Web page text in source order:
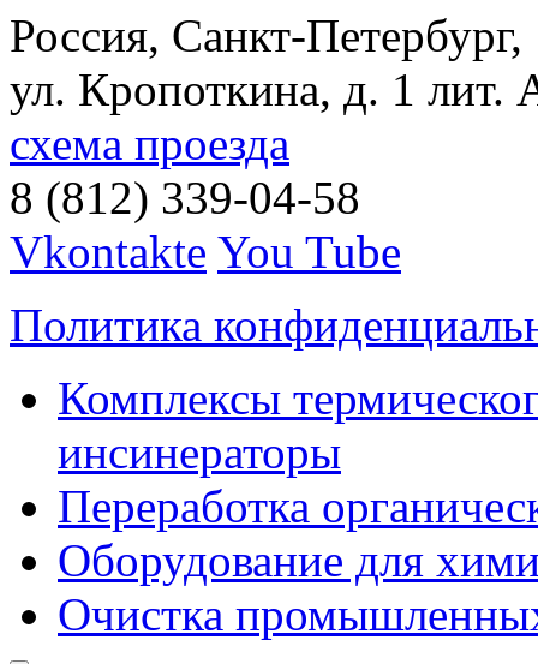
Россия, Санкт-Петербург,
ул. Кропоткина, д. 1 лит.
схема проезда
8 (812) 339-04-58
Vkontakte You Tube
Политика
Комплексы
инсинераторы
Переработка
Оборудование для
Очистка